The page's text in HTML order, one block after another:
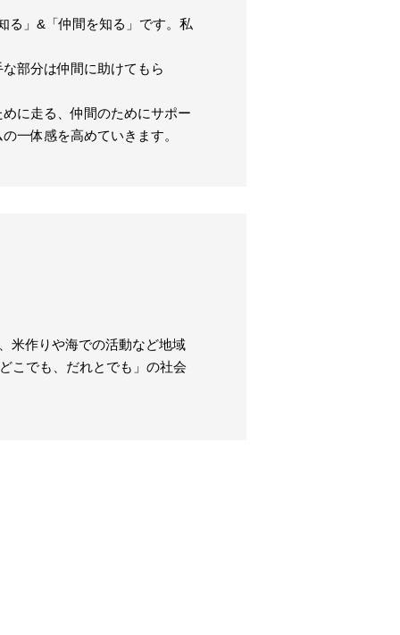
る」&「仲間を知る」です。私
部分は仲間に助けてもら
に走る、仲間のためにサポー
一体感を高めていきます。
米作りや海での活動など地域
こでも、だれとでも」の社会